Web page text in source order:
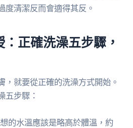
度清潔反而會適得其反。
正確洗澡五步驟，
，就要從正確的洗澡方式開始。
五步驟：
的水溫應該是略高於體溫，約